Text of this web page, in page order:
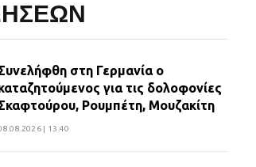
στη Γερμανία ο
για τις δολοφονίες
Ρουμπέτη, Μουζακίτη
| 13:40